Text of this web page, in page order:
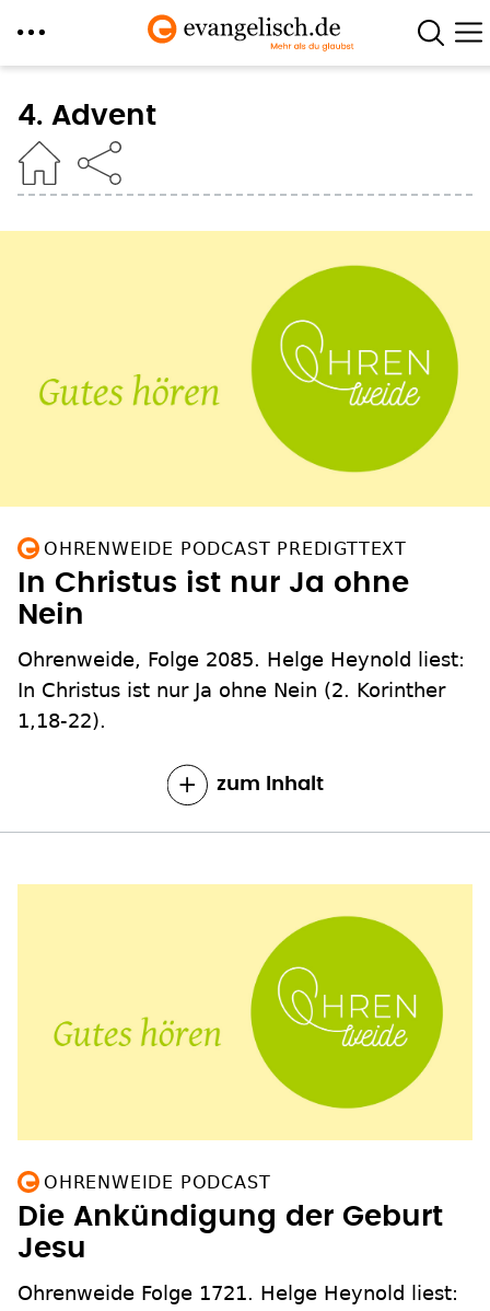
zum
Inhalt
4. Advent
OHRENWEIDE PODCAST PREDIGTTEXT
In Christus ist nur Ja ohne
Nein
Ohrenweide, Folge 2085. Helge Heynold liest:
In Christus ist nur Ja ohne Nein (2. Korinther
1,18-22).
zum Inhalt
OHRENWEIDE PODCAST
Die Ankündigung der Geburt
Jesu
Ohrenweide Folge 1721. Helge Heynold liest: